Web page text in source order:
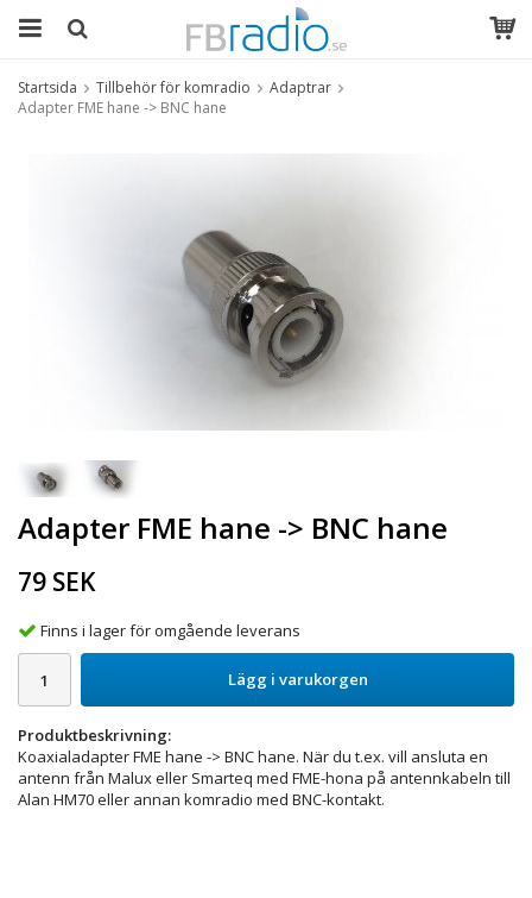
Startsida Tillbehör för komradio
Adaptrar
Adapter FME hane -> BNC hane
Adapter FME hane -> BNC hane
79 SEK
Finns i lager för omgående leverans
Lägg i varukorgen
Produktbeskrivning:
Koaxialadapter FME hane -> BNC hane. När du t.ex. vill ansluta en
antenn från Malux eller Smarteq med FME-hona på antennkabeln till
Alan HM70 eller annan komradio med BNC-kontakt.